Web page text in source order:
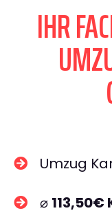
IHR
Umzug
⌀ 113,50€